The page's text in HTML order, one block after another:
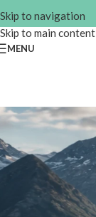
Skip to navigation
Skip to main content
MENU